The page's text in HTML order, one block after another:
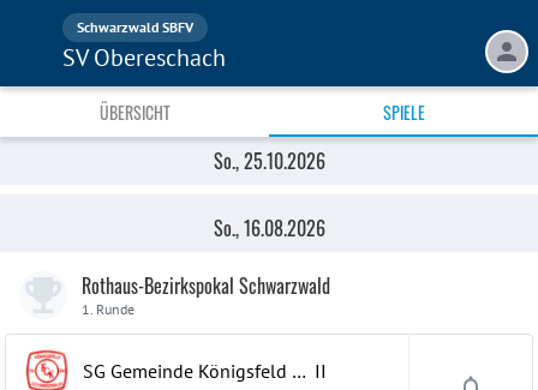
Schwarzwald SBFV
SV Obereschach
ÜBERSICHT SPIELE
Aktuelle Spiele Vergangene Spiele
So., 16.08.2026
Rothaus-Bezirkspokal Schwarzwald
1. Runde
SG Gemeinde Königsfeld B.N.K. II
So., 23.08.2026
So., 30.08.2026
So., 06.09.2026
Sa., 12.09.2026
So., 20.09.2026
So., 27.09.2026
Do., 01.10.2026
Fr., 02.10.2026
Mi., 07.10.2026
Do., 08.10.2026
So., 11.10.2026
So., 18.10.2026
So., 25.10.2026